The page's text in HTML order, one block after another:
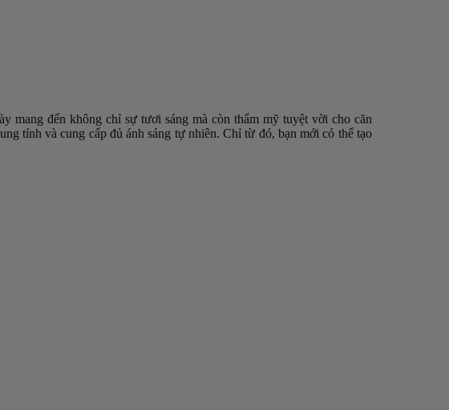
mang đến không chỉ sự tươi sáng mà còn thẩm mỹ tuyệt vời cho căn
tính và cung cấp đủ ánh sáng tự nhiên. Chỉ từ đó, bạn mới có thể tạo